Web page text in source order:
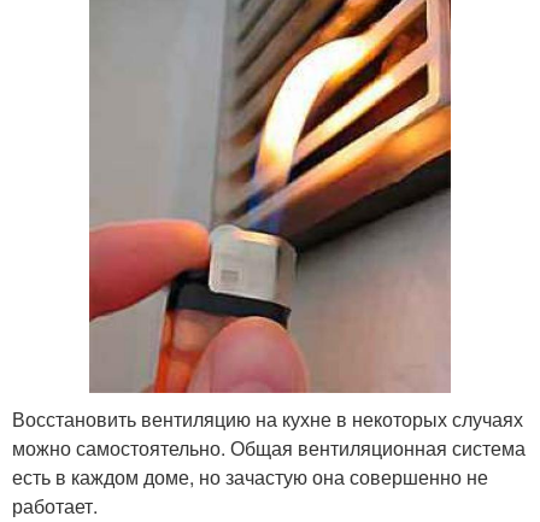
Восстановить вентиляцию на кухне в некоторых случаях
можно самостоятельно. Общая вентиляционная система
есть в каждом доме, но зачастую она совершенно не
работает.